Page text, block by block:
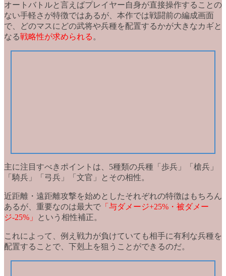
オートバトルと言えばプレイヤー自身が直接操作することの
ない手軽さが特徴ではあるが、本作では戦闘前の編成画面
で、
どのマスにどの武将や兵種を配置するかが大きなカギと
なる戦略性が求められる。
主に注目すべきポイントは、5種類の兵種 「歩兵」「槍兵」
「騎兵」「弓兵」「文官」
とその相性。
近距離・遠距離攻撃を始めとしたそれぞれの特徴はもちろん
あるが、重要なのは最大で 「与ダメージ+25%・被ダメー
ジ-25%」
という相性補正。
これによって、例え戦力が負けていても相手に有利な兵種を
配置することで、下剋上を狙うことができるのだ。